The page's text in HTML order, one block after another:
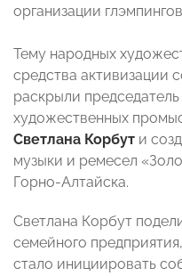
организации
Тему народных
средства активизации
раскрыли
художественных
Светлана Корбут и
музыки и ремесел
Горно-Алтайска.
Светлана Корбут
семейного
стало инициировать